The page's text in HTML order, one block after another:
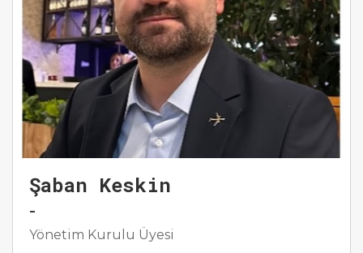
Şaban Keskin
-
Yönetim Kurulu Üyesi